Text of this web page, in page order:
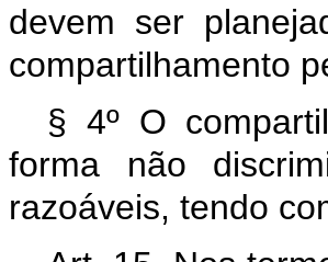
devem ser
compartilhamento
§ 4º O
forma não
razoáveis, tendo